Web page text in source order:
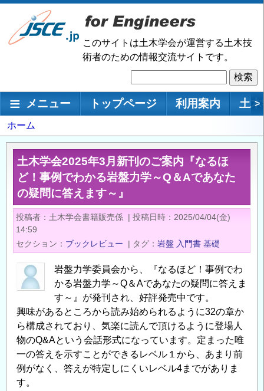
メ
ン
移
このサイトは土木学会が運営する土木技
術者のための情報交流サイトです。
索
メインナビゲーション
メニュー トップページ 利用案内 土 >
パ
ン
ホーム
土木学会2025年3月新刊のご案内『なるほ
ど！事例でわかる岩盤力学～Q＆Aであなた
の疑問に答えます～』
投稿者 土木学会書籍販売係 | 投稿日時
2025/04/04(金)
14:59
セクション
ブックレビュー | タグ 岩盤 入門書 基礎
岩盤力学委員会から、『なるほど！事例でわ
かる岩盤力学～Q＆Aであなたの疑問に答えま
す～』が発刊され、好評発売中です。
興味があるところから読み始められるように32の章か
ら構成されており、気楽に読んで頂けるように登場人
物のQ&Aという会話形式になっています。定まった唯
一の答えを示すことができるレベル１から、あまり前
例がなく、答えが特定しにくいレベル4までがありま
す。